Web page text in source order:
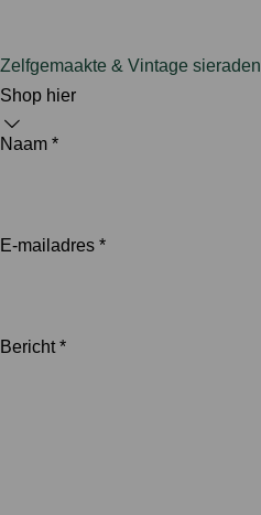
Zelfgemaakte & Vintage sieraden
Shop hier
Naam *
E-mailadres *
Bericht *